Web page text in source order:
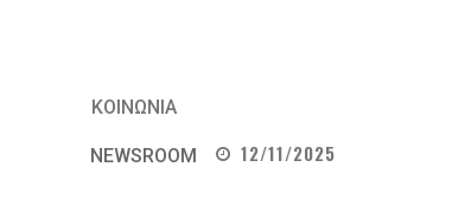
ΚΟΙΝΩΝΙΑ
NEWSROOM 12/11/2025